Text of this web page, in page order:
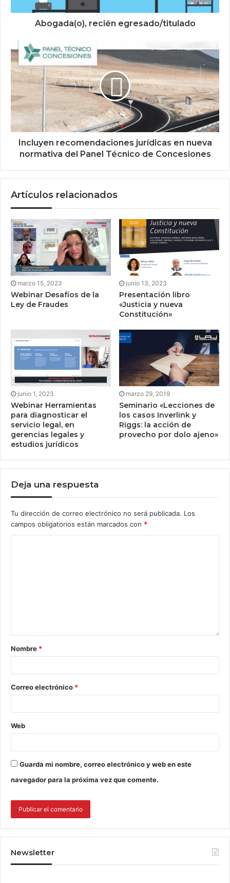
Abogada(o), recién egresado/titulado
Incluyen recomendaciones jurídicas en nueva
normativa del Panel Técnico de Concesiones
Artículos relacionados
marzo 15, 2023
Webinar Desafíos de la
Ley de Fraudes
junio 13, 2023
Presentación libro
«Justicia y nueva
Constitución»
junio 1, 2023
Webinar Herramientas
para diagnosticar el
servicio legal, en
gerencias legales y
estudios jurídicos
marzo 29, 2019
Seminario «Lecciones de
los casos Inverlink y
Riggs: la acción de
provecho por dolo ajeno»
Deja una respuesta
Tu dirección de correo electrónico no será publicada. Los
campos obligatorios están marcados con *
Nombre *
Correo electrónico *
Web
Guarda mi nombre, correo electrónico y web en este
navegador para la próxima vez que comente.
Newsletter